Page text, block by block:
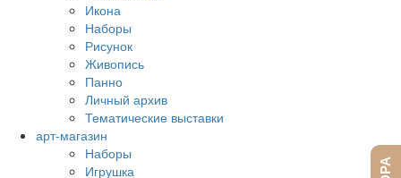
Икона
Наборы
Рисунок
Живопись
Панно
Личный архив
Тематические выставки
арт-магазин
Наборы
Игрушка